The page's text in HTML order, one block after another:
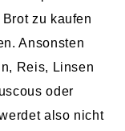
zu kaufen
Ansonsten
Reis, Linsen
oder
also nicht